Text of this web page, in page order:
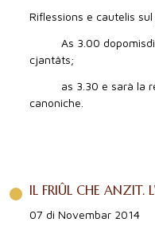
Riflessions e cautelis
As 3.00 dopomisdì
cjantâts;
as 3.30 e sarà la
canoniche.
IL FRIÛL CHE
07 di Novembar 2014